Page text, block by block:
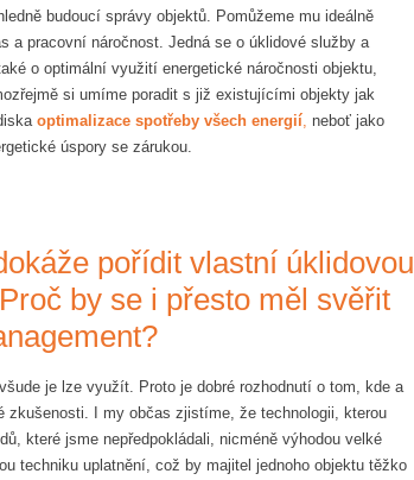
budoucí správy objektů. Pomůžeme mu ideálně
a pracovní náročnost. Jedná se o úklidové služby a
o optimální využití energetické náročnosti objektu,
si umíme poradit s již existujícími objekty jak
optimalizace spotřeby všech energií, neboť jako
úspory se zárukou.
pořídit vlastní úklidovou
by se i přesto měl svěřit
je lze využít. Proto je dobré rozhodnutí o tom, kde a
zkušenosti. I my občas zjistíme, že technologii, kterou
které jsme nepředpokládali, nicméně výhodou velké
techniku uplatnění, což by majitel jednoho objektu těžko